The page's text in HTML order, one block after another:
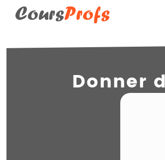
CoursProfs
Donner